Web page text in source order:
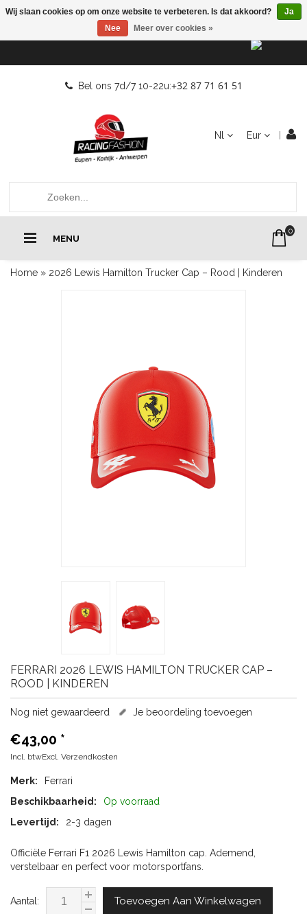
Bel ons 7d/7 10-22u:+32 87 71 61 51
Nl Eur
MENU
0
Home » 2026 Lewis Hamilton Trucker Cap – Rood | Kinderen
FERRARI 2026 LEWIS HAMILTON TRUCKER CAP –
ROOD | KINDEREN
Nog niet gewaardeerd Je beoordeling toevoegen
€43,00 *
Incl. btwExcl. Verzendkosten
Merk:
Ferrari
Beschikbaarheid:
Op voorraad
Levertijd:
2-3 dagen
Officiële Ferrari F1 2026 Lewis Hamilton cap. Ademend,
verstelbaar en perfect voor motorsportfans.
Aantal: Toevoegen Aan Winkelwagen
Wij slaan cookies op om onze website te verbeteren. Is dat akkoord?
Ja
Nee
Meer over cookies »